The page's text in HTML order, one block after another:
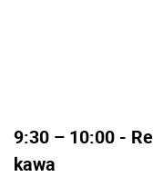
9:30 – 10:00 -
kawa